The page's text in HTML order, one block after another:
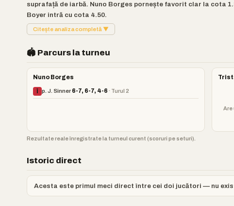
suprafață de iarbă. Nuno Borges pornește favorit clar la cota
Boyer intră cu cota 4.50.
Citește analiza completă ▼
🏟️ Parcurs la turneu
Nuno Borges
Î p. J. Sinner 6-7, 6-7, 4-6 · Turul 2
Are
Rezultate reale înregistrate la turneul curent (scoruri pe seturi).
Istoric direct
Acesta este primul meci direct între cei doi jucători — nu